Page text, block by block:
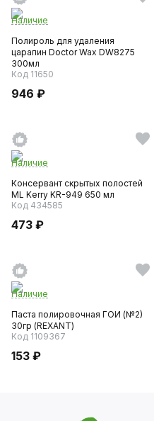
Наличие
Полироль для удаления
царапин Doctor Wax DW8275
300мл
Код 11650
946 ₽
Наличие
Консервант скрытых полостей
ML Kerry KR-949 650 мл
Код 434585
473 ₽
Наличие
Паста полировочная ГОИ (№2)
30гр (REXANT)
Код 1109367
153 ₽